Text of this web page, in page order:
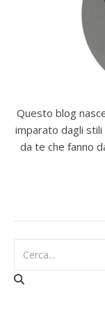
Questo blog
imparato dagli
da te che fanno